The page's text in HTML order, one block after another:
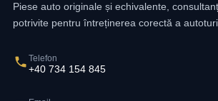
Piese auto originale și echivalente,
potrivite pentru întreținerea corectă a
Telefon
+40 734 154 845